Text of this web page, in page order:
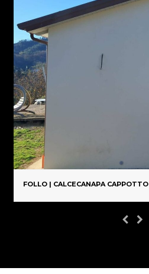
FOLLO | CALCECANAPA CAPPOTTO